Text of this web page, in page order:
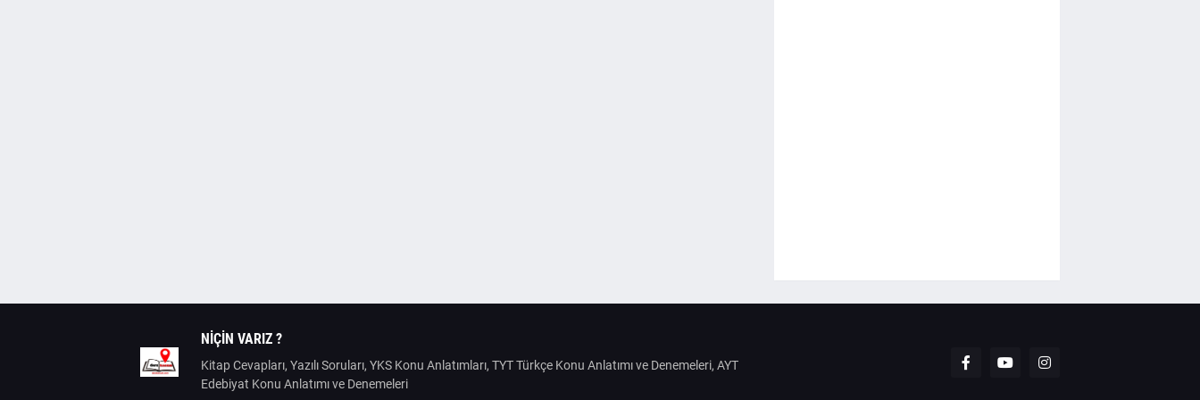
NIÇIN VARIZ ?
Kitap Cevapları, Yazılı Soruları, YKS Konu Anlatımları, TYT Türkçe Konu Anlatımı ve Denemeleri, AYT
Edebiyat Konu Anlatımı ve Denemeleri